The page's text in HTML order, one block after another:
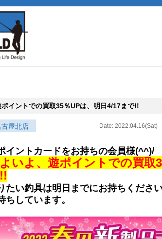
ポイントでの買取35％UPは、明日4/17まで!!
古屋北店 Date: 2022.04.16(Sat)
イントカードをお持ちの会員様(^^)/
いよ、遊ポイントでの買取
たい釣具は明日までにお持ちくださ
ちしています。